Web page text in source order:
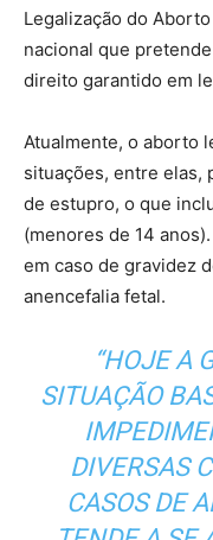
Legalização do
nacional que
direito garantido em
Atualmente, o aborto
situações, entre elas,
de estupro, o que
(menores de 14
em caso de gravidez
anencefalia fetal.
“HOJE A
SITUAÇÃO
DIVERSAS
CASOS DE